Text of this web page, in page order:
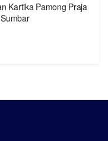
Kartika Pamong Praja